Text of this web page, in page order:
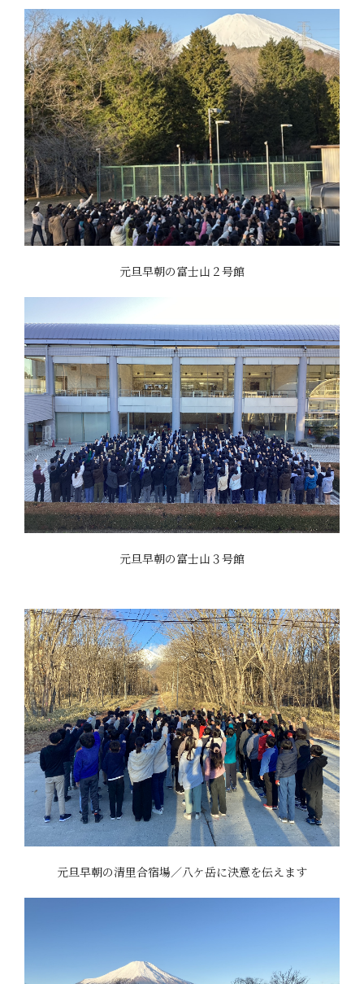
元旦早朝の富士山２号館
元旦早朝の富士山３号館
元旦早朝の清里合宿場／八ケ岳に決意を伝えます